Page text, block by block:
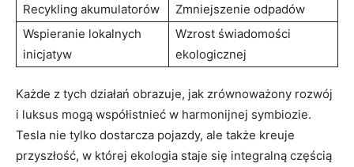
Recykling akumulatorów
Zmniejszenie odpadów
Wspieranie lokalnych
inicjatyw
Wzrost świadomości
ekologicznej
Każde z tych działań obrazuje, jak zrównoważony rozwój
i luksus mogą współistnieć w harmonijnej symbiozie.
Tesla nie tylko dostarcza pojazdy, ale także kreuje
przyszłość, w której ekologia staje się integralną częścią